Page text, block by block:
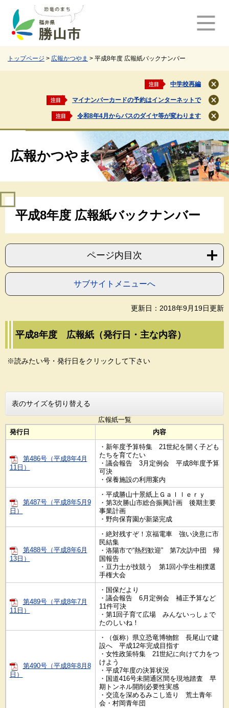
トップページ > 広報かつやま > 平成8年度 広報紙バックナンバー
注目 中学校再編
閉
じ
る
注目 マイナンバーカードの予約はインターネットで
閉
じ
る
注目 令和8年4月からバスのダイヤ等が変わります
閉
じ
る
広報かつやま
平成8年度 広報紙バックナンバー
ページ内目次
サブサイトメニューへ
更新日：2018年9月19日更新
平成8年度 広報紙（発行日・主な内容）
※読みたい号・発行日をクリックして下さい
表のサイズを切り替える
広報紙一覧
発行日
内容
第486号（平成8年4月
11日）
・新年度予算特集 21世紀を開く子ども
たちを育てたい
・議会報告 3月定例会 平成8年度予算
可決
・保養施設の利用案内
第487号（平成8年5月9
日）
・平成勝山十景紙上Ｇａｌｌｅｒｙ
・第3次勝山市総合振興計画 後期主要
事業計画
・野向保育園が新築完成
第488号（平成8年6月
13日）
・絶対残すぞ！京福電車 強い決意に市
民結集
・洛陽市で“熱烈歓迎” 第7次訪中団 帰
国報告
・豆力士が技競う 第1回小学生相撲選
手権大会
第489号（平成8年7月
11日）
・国保だより
・議会報告 6月定例会 補正予算など
11件可決
・第1回子育て広場 みんないっしょで
たのしいね！
第490号（平成8年8月8
日）
・（仮称）県立恐竜博物館 長尾山で建
設へ 平成12年完成目指す
・女性政策特集 21世紀に向けて力をつ
けよう
・平成7年度の決算状況
・国道416号未開通区間を現地踏査 早
期トンネル開削必要性実感
・交流を深めるみこし造り 荒土青年
会・村岡青年団